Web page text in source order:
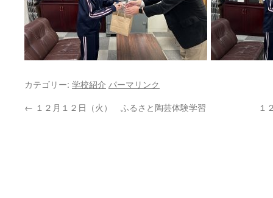
カテゴリー: 学校紹介 パーマリンク
← １２月１２日（火） ふるさと陶芸体験学習 １